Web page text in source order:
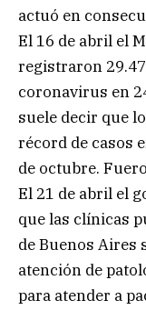
actuó en
El 16 de abril el
registraron
coronavirus en
suele decir que
récord de casos
de octubre.
El 21 de abril el
que las clínicas
de Buenos Aires
atención de
para atender a